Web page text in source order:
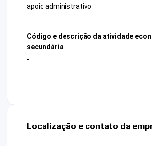
apoio administrativo
Código e descrição da atividade
secundária
-
Localização e contato da